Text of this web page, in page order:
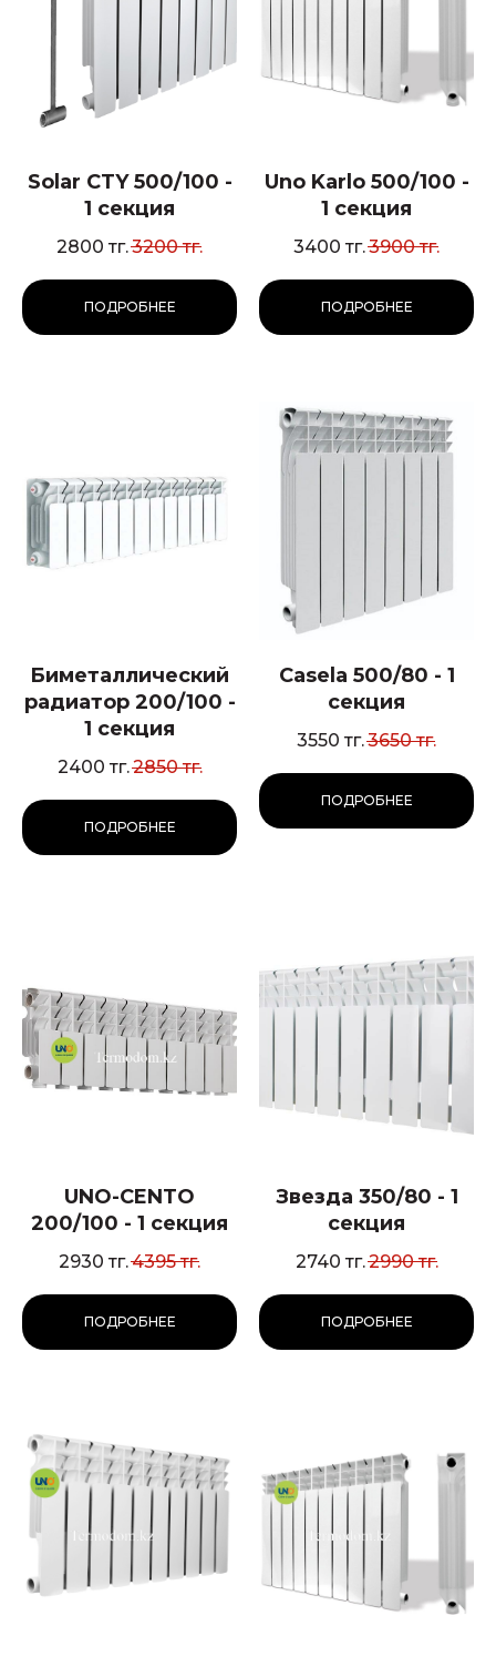
Solar CTY 500/100 -
1 секция
2800 тг.3200 тг.
ПОДРОБНЕЕ
Uno Karlo 500/100 -
1 секция
3400 тг.3900 тг.
ПОДРОБНЕЕ
Биметаллический
радиатор 200/100 -
1 секция
2400 тг.2850 тг.
ПОДРОБНЕЕ
Casela 500/80 - 1
секция
3550 тг.3650 тг.
ПОДРОБНЕЕ
UNO-CENTO
200/100 - 1 секция
2930 тг.4395 тг.
ПОДРОБНЕЕ
Звезда 350/80 - 1
секция
2740 тг.2990 тг.
ПОДРОБНЕЕ